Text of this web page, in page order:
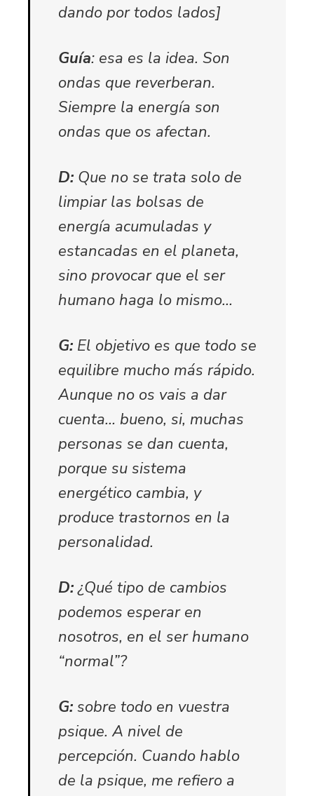
dando por todos lados]
Guía: esa es la idea. Son
ondas que reverberan.
Siempre la energía son
ondas que os afectan.
D: Que no se trata solo de
limpiar las bolsas de
energía acumuladas y
estancadas en el planeta,
sino provocar que el ser
humano haga lo mismo…
G: El objetivo es que todo se
equilibre mucho más rápido.
Aunque no os vais a dar
cuenta… bueno, si, muchas
personas se dan cuenta,
porque su sistema
energético cambia, y
produce trastornos en la
personalidad.
D:¿Qué tipo de cambios
podemos esperar en
nosotros, en el ser humano
“normal”?
G: sobre todo en vuestra
psique. A nivel de
percepción. Cuando hablo
de la psique, me refiero a